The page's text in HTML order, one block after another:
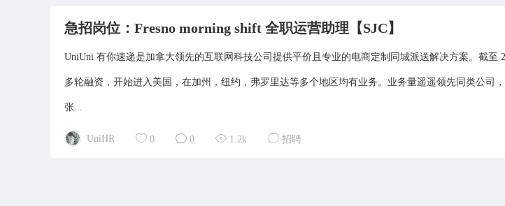
急招岗位：Fresno morning shift 全职运营助理【SJC】
UniUni 有你速递是加拿大领先的互联网科技公司提供平价且专业的电商定制同城派送解决方案。截至
多轮融资，开始进入美国，在加州，纽约，弗罗里达等多个地区均有业务。业务量遥遥领先同类公司
张...
UniHR 0 0 1.2k 招聘